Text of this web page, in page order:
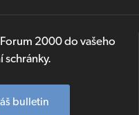
2000 do vašeho
schránky.
bulletin